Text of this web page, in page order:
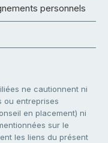
personnels
ne cautionnent ni
ou entreprises
en placement) ni
sur le
les liens du présent